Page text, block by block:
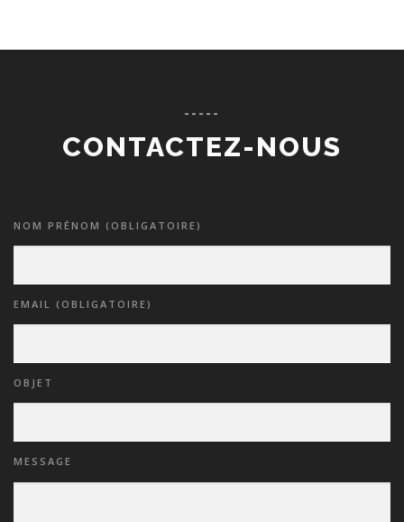
-----
CONTACTEZ-NOUS
NOM PRÉNOM (OBLIGATOIRE)
EMAIL (OBLIGATOIRE)
OBJET
MESSAGE